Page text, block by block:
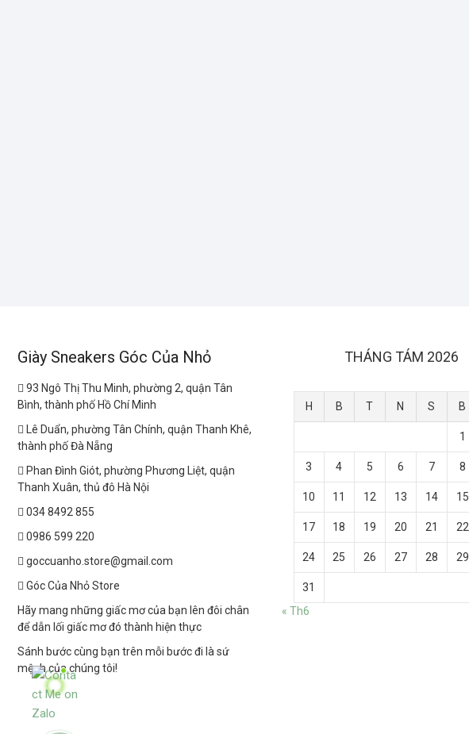
Giày Sneakers Góc Của Nhỏ
93 Ngô Thị Thu Minh, phường 2, quận Tân
Bình, thành phố Hồ Chí Minh
Lê Duẩn, phường Tân Chính, quận Thanh Khê,
thành phố Đà Nẵng
Phan Đình Giót, phường Phương Liệt, quận
Thanh Xuân, thủ đô Hà Nội
034 8492 855
0986 599 220
goccuanho.store@gmail.com
Góc Của Nhỏ Store
Hãy mang những giấc mơ của bạn lên đôi chân
để dẫn lối giấc mơ đó thành hiện thực
Sánh bước cùng bạn trên mỗi bước đi là sứ
mệnh của chúng tôi!
THÁNG TÁM 2026
H B T N S B
1
3 4 5 6 7 8
10 11 12 13 14 15
17 18 19 20 21 22
24 25 26 27 28 29
31
« Th6